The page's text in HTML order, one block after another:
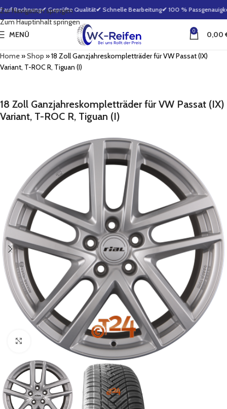
Zur Navigation springen
Zum Hauptinhalt springen
Rechnung✔ Geprüfte Qualität✔ Schnelle Bearbeitung✔ 100 %
MENÜ 0 0,00
Home»Shop »18 Zoll Ganzjahreskompletträder für VW Passat (IX)
Variant, T-ROC R, Tiguan (I)
18 Zoll Ganzjahreskompletträder für VW Passat (IX)
Variant, T-ROC R, Tiguan (I)
Zum Vergrößern klicken